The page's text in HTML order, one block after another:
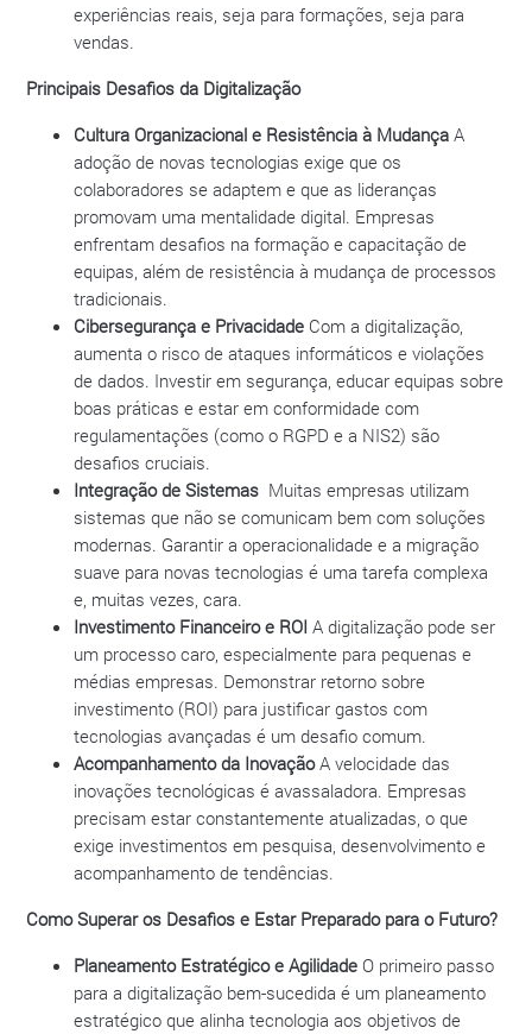
experiências reais, seja para formações, seja para
vendas.
Principais Desafios da Digitalização
Cultura Organizacional e Resistência à Mudança A
adoção de novas tecnologias exige que os
colaboradores se adaptem e que as lideranças
promovam uma mentalidade digital. Empresas
enfrentam desafios na formação e capacitação de
equipas, além de resistência à mudança de processos
tradicionais.
Cibersegurança e Privacidade Com a digitalização,
aumenta o risco de ataques informáticos e violações
de dados. Investir em segurança, educar equipas sobre
boas práticas e estar em conformidade com
regulamentações (como o RGPD e a NIS2) são
desafios cruciais.
Integração de Sistemas Muitas empresas utilizam
sistemas que não se comunicam bem com soluções
modernas. Garantir a operacionalidade e a migração
suave para novas tecnologias é uma tarefa complexa
e, muitas vezes, cara.
Investimento Financeiro e ROI A digitalização pode ser
um processo caro, especialmente para pequenas e
médias empresas. Demonstrar retorno sobre
investimento (ROI) para justificar gastos com
tecnologias avançadas é um desafio comum.
Acompanhamento da InovaçãoA velocidade das
inovações tecnológicas é avassaladora. Empresas
precisam estar constantemente atualizadas, o que
exige investimentos em pesquisa, desenvolvimento e
acompanhamento de tendências.
Como Superar os Desafios e Estar Preparado para o Futuro?
Planeamento Estratégico e Agilidade O primeiro passo
para a digitalização bem-sucedida é um planeamento
estratégico que alinha tecnologia aos objetivos de